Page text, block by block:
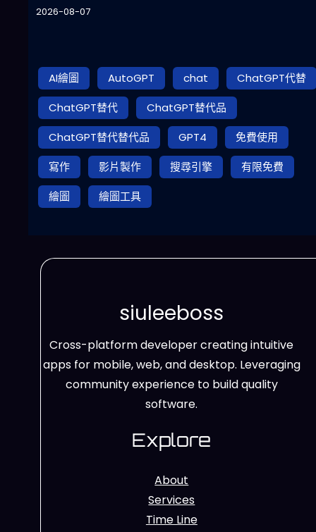
2026-08-07
AI繪圖 AutoGPT chat
ChatGPT代替
ChatGPT替代
ChatGPT替代品
ChatGPT替代替代品
GPT4
免費使用
寫作
影片製作 搜尋引擎
有限免費
繪圖
繪圖工具
siuleeboss
Cross-platform developer creating intuitive
apps for mobile, web, and desktop. Leveraging
community experience to build quality
software.
Explore
About
Services
Time Line